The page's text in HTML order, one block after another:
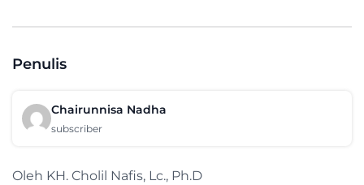
Penulis
Chairunnisa Nadha
subscriber
Oleh KH. Cholil Nafis, Lc., Ph.D